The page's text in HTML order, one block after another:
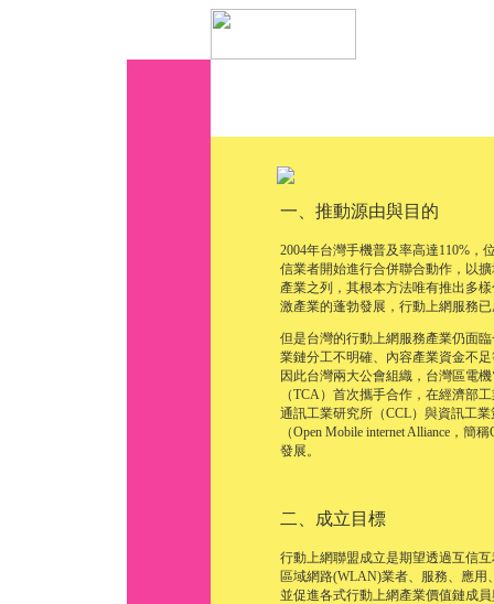
一、推動源由與目的
2004年台灣手機普及率高達110%，
信業者開始進行合併聯合動作，以
產業之列，其根本方法唯有推出多
激產業的蓬勃發展，行動上網服務
但是台灣的行動上網服務產業仍面
業鏈分工不明確、內容產業資金不
因此台灣兩大公會組織，台灣區電
（TCA）首次攜手合作，在經濟部
通訊工業研究所（CCL）與資訊工
（Open Mobile internet Alliance，
發展。
二、成立目標
行動上網聯盟成立是期望透過互信
區域網路(WLAN)業者、服務、應
並促進各式行動上網產業價值鏈成